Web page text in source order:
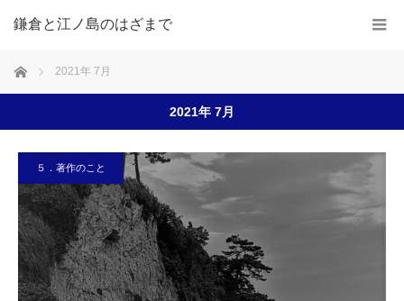
鎌倉と江ノ島のはざまで
ホーム 2021年 7月
2021年 7月
５．著作のこと